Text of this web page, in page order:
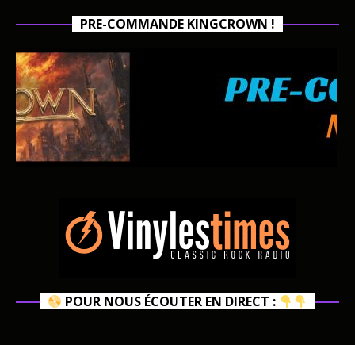
PRE-COMMANDE KINGCROWN !
POUR NOUS ÉCOUTER EN DIRECT :